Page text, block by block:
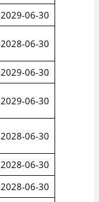
2029-06-30
2028-06-30
2029-06-30
2029-06-30
2028-06-30
2028-06-30
2028-06-30